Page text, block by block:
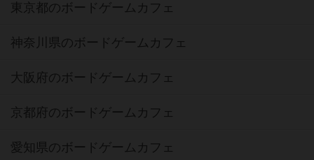
東京都のボードゲームカフェ
神奈川県のボードゲームカフェ
大阪府のボードゲームカフェ
京都府のボードゲームカフェ
愛知県のボードゲームカフェ